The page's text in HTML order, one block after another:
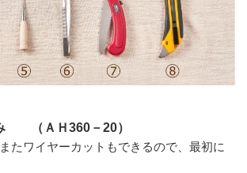
（ＡＨ360－20）
たワイヤーカットもできるので、最初に